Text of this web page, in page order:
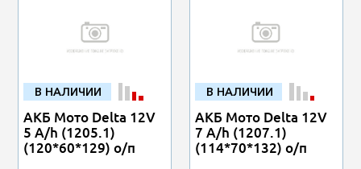
В НАЛИЧИИ
АКБ Мото Delta 12V
5 A/h (1205.1)
(120*60*129) о/п
В НАЛИЧИИ
АКБ Мото Delta 12V
7 A/h (1207.1)
(114*70*132) о/п